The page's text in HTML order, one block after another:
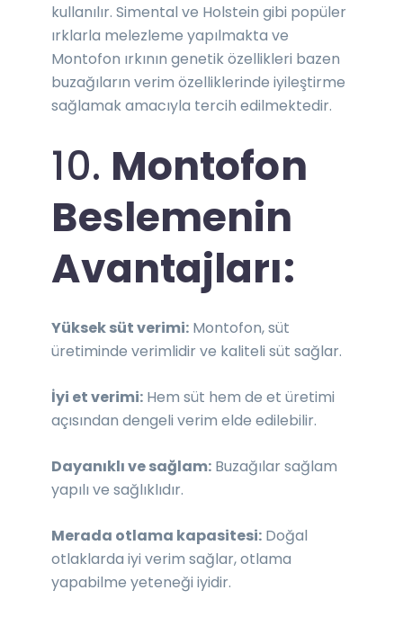
kullanılır. Simental ve Holstein gibi popüler
ırklarla melezleme yapılmakta ve
Montofon ırkının genetik özellikleri bazen
buzağıların verim özelliklerinde iyileştirme
sağlamak amacıyla tercih edilmektedir.
10. Montofon
Beslemenin
Avantajları:
Yüksek süt verimi: Montofon, süt
üretiminde verimlidir ve kaliteli süt sağlar.
İyi et verimi: Hem süt hem de et üretimi
açısından dengeli verim elde edilebilir.
Dayanıklı ve sağlam: Buzağılar sağlam
yapılı ve sağlıklıdır.
Merada otlama kapasitesi: Doğal
otlaklarda iyi verim sağlar, otlama
yapabilme yeteneği iyidir.